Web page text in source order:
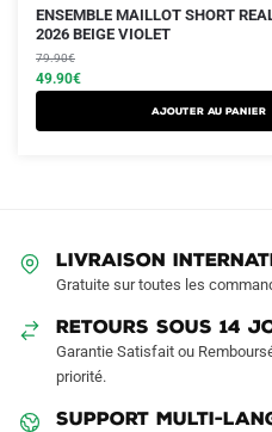
ENSEMBLE MAILLOT SHORT
2026 BEIGE VIOLET
79.90€
Le
prix
initial
était :
49.90€
Le
prix
actuel
est :
AJOUTER AU PANIER
Ce
produit
a
plusieurs
variations.
choisies
la
page
produit
LIVRAISON
Gratuite sur toutes les
RETOURS SOUS 14
Garantie Satisfait ou
priorité.
SUPPORT MULTI-